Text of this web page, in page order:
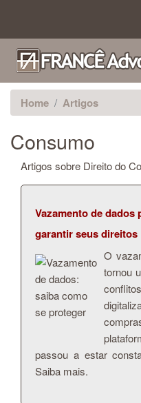
Home Artigos
Consumo
Artigos sobre Direito do
Vazamento de dados
garantir seus direitos
O
tornou
passou a estar
Saiba mais.